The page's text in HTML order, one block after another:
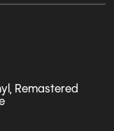
Remastered